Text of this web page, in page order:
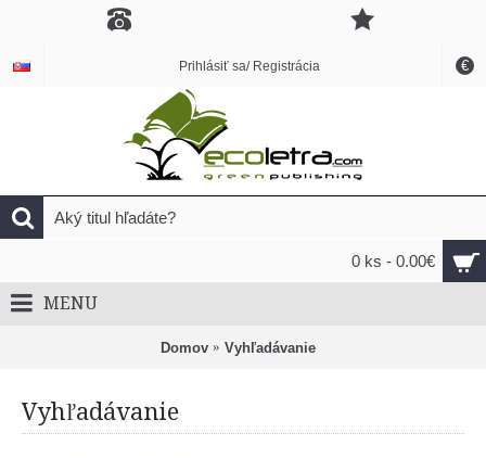
€
Prihlásiť sa/ Registrácia
0 ks - 0.00€
MENU
Domov Vyhľadávanie
Vyhľadávanie